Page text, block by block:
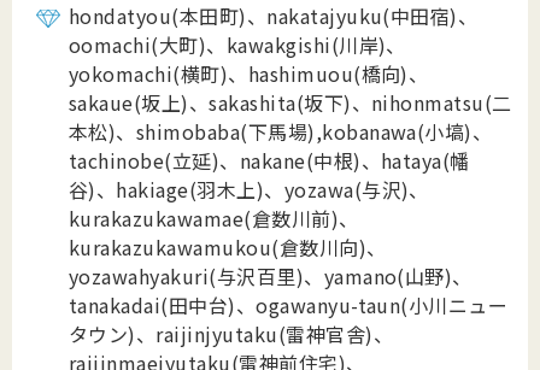
hondatyou(本田町)、nakatajyuku(中田宿)、
oomachi(大町)、kawakgishi(川岸)、
yokomachi(横町)、hashimuou(橋向)、
sakaue(坂上)、sakashita(坂下)、nihonmatsu(二
本松)、shimobaba(下馬場),kobanawa(小塙)、
tachinobe(立延)、nakane(中根)、hataya(幡
谷)、hakiage(羽木上)、yozawa(与沢)、
kurakazukawamae(倉数川前)、
kurakazukawamukou(倉数川向)、
yozawahyakuri(与沢百里)、yamano(山野)、
tanakadai(田中台)、ogawanyu-taun(小川ニュー
タウン)、raijinjyutaku(雷神官舎)、
raijinmaejyutaku(雷神前住宅)、